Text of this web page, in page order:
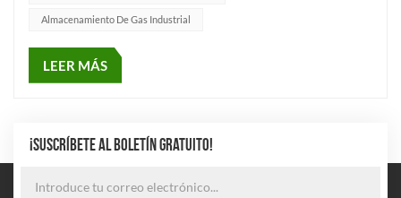
Almacenamiento De Gas Industrial
LEER MÁS
¡SUSCRÍBETE AL BOLETÍN GRATUITO!